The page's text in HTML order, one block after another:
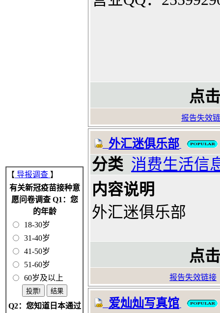
【 导报调查 】
有关新冠疫苗接种意
愿问卷调查 Q1：您
的年龄
18-30岁
31-40岁
41-50岁
51-60岁
60岁及以上
Q2：您知道日本通过
点
报告失效
外汇迷俱乐部
分类 消费生活信
内容说明
外汇迷俱乐部
点
报告失效链接
爱灿灿写真馆